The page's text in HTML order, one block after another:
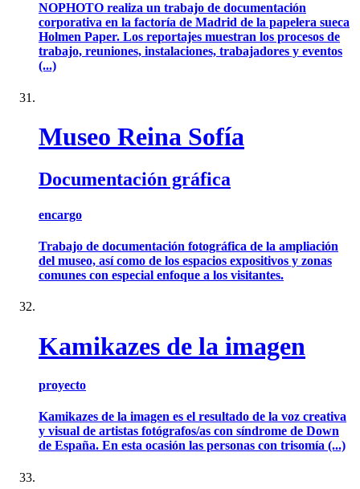
NOPHOTO realiza un trabajo de documentación
corporativa en la factoría de Madrid de la papelera sueca
Holmen Paper. Los reportajes muestran los procesos de
trabajo, reuniones, instalaciones, trabajadores y eventos
(...)
Museo Reina Sofía
Documentación gráfica
encargo
Trabajo de documentación fotográfica de la ampliación
del museo, así como de los espacios expositivos y zonas
comunes con especial enfoque a los visitantes.
Kamikazes de la imagen
proyecto
Kamikazes de la imagen es el resultado de la voz creativa
y visual de artistas fotógrafos/as con síndrome de Down
de España. En esta ocasión las personas con trisomía (...)